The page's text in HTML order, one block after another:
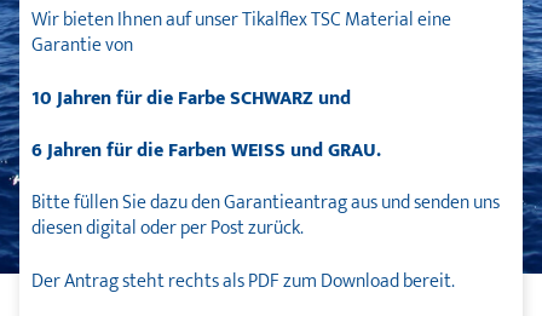
Wir bieten Ihnen auf unser Tikalflex TSC Material eine
Garantie von
10 Jahren für die Farbe SCHWARZ und
6 Jahren für die Farben WEISS und GRAU.
Bitte füllen Sie dazu den Garantieantrag aus und senden uns
diesen digital oder per Post zurück.
Der Antrag steht rechts als PDF zum Download bereit.